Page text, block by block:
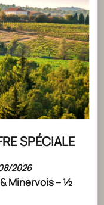
SPÉCIALE
2026
Minervois – ½
DE LA
ACTUALITÉS
SONT